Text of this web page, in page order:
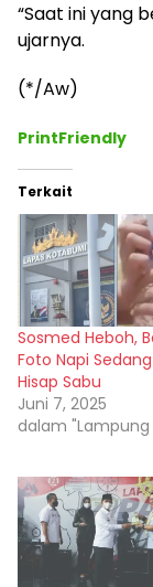
“Saat ini yang
ujarnya.
(*/Aw)
PrintFriendly
Terkait
Sosmed Heboh,
Foto Napi
Hisap Sabu
Juni 7, 2025
dalam "Lampung